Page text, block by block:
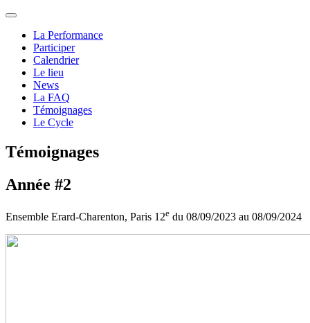
La Performance
Participer
Calendrier
Le lieu
News
La FAQ
Témoignages
Le Cycle
Témoignages
Année #2
Ensemble Erard-Charenton, Paris 12e du 08/09/2023 au 08/09/2024